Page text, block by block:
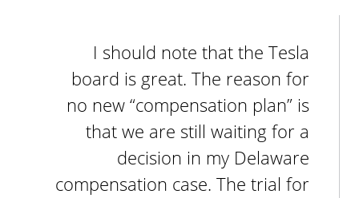
I should note that the Tesla
board is great. The reason for
no new “compensation plan” is
that we are still waiting for a
decision in my Delaware
compensation case. The trial for